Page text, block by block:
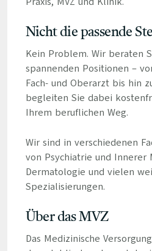
Nicht die passende
Kein Problem. Wir beraten
spannenden Positionen –
Fach- und Oberarzt bis hin
begleiten Sie dabei
Ihrem beruflichen Weg.
Wir sind in verschiedenen
von Psychiatrie und Innerer
Dermatologie und vielen
Spezialisierungen.
Über das MVZ
Das Medizinische